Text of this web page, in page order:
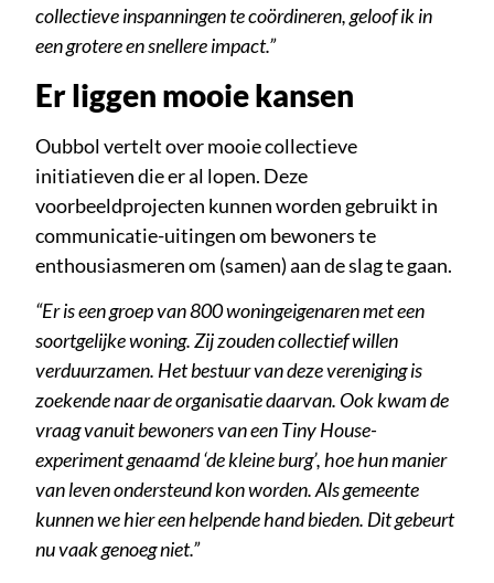
collectieve inspanningen te coördineren, geloof ik in
een grotere en snellere impact.”
Er liggen mooie kansen
Oubbol vertelt over mooie collectieve
initiatieven die er al lopen. Deze
voorbeeldprojecten kunnen worden gebruikt in
communicatie-uitingen om bewoners te
enthousiasmeren om (samen) aan de slag te gaan.
“Er is een groep van 800 woningeigenaren met een
soortgelijke woning. Zij zouden collectief willen
verduurzamen. Het bestuur van deze vereniging is
zoekende naar de organisatie daarvan. Ook kwam de
vraag vanuit bewoners van een Tiny House-
experiment genaamd ‘de kleine burg’, hoe hun manier
van leven ondersteund kon worden. Als gemeente
kunnen we hier een helpende hand bieden. Dit gebeurt
nu vaak genoeg niet.”